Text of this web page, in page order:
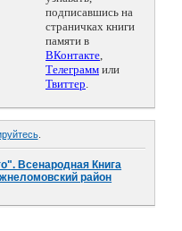
подписавшись на
страничках книги
памяти в
ВКонтакте,
Телеграмм или
Твиттер.
.
Всенародная Книга
район